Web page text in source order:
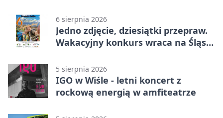
6 sierpnia 2026
Jedno zdjęcie, dziesiątki przepraw.
Wakacyjny konkurs wraca na Śląsk
5 sierpnia 2026
IGO w Wiśle - letni koncert z
rockową energią w amfiteatrze